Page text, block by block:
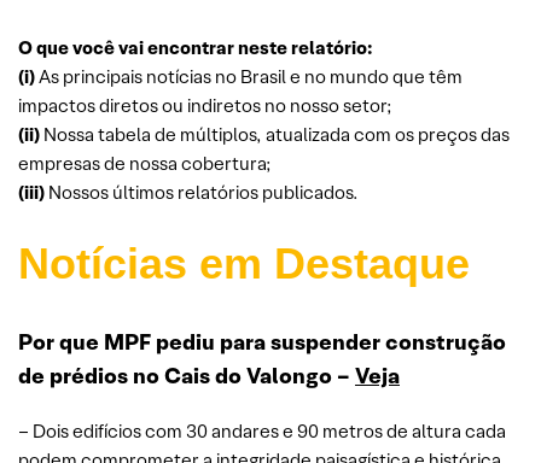
O que você vai encontrar neste relatório:
(i)As principais notícias no Brasil e no mundo que têm
impactos diretos ou indiretos no nosso setor;
(ii) Nossa tabela de múltiplos, atualizada com os preços das
empresas de nossa cobertura;
(iii) Nossos últimos relatórios publicados.
Notícias em Destaque
Por que MPF pediu para suspender construção
de prédios no Cais do Valongo – Veja
– Dois edifícios com 30 andares e 90 metros de altura cada